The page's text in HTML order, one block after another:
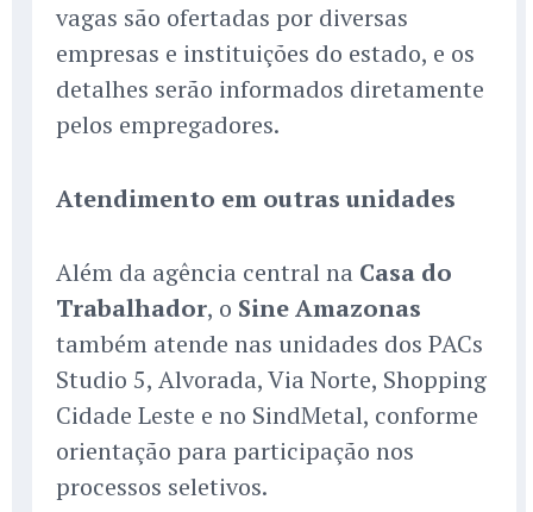
vagas são ofertadas por diversas
empresas e instituições do estado, e os
detalhes serão informados diretamente
pelos empregadores.
Atendimento em outras unidades
Além da agência central na Casa do
Trabalhador, o Sine Amazonas
também atende nas unidades dos PACs
Studio 5, Alvorada, Via Norte, Shopping
Cidade Leste e no SindMetal, conforme
orientação para participação nos
processos seletivos.